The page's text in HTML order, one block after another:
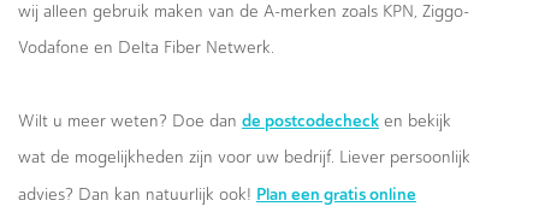
wij alleen gebruik maken van de A-merken zoals KPN, Ziggo-
Vodafone en Delta Fiber Netwerk.
Wilt u meer weten? Doe dan de postcodecheck en bekijk
wat de mogelijkheden zijn voor uw bedrijf. Liever persoonlijk
advies? Dan kan natuurlijk ook! Plan een gratis online